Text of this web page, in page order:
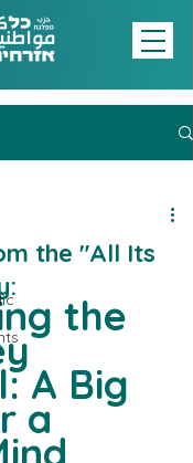
the "All Its
the
A Big
a